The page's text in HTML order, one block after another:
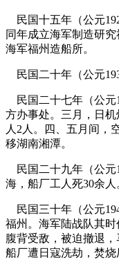
民国十五年（公元
同年成立海军制造研
海军福州造船所。
民国二十年（公元
民国二十七年（公元
方办事处。三月，日
人2人。四、五月间，
移湖南湘潭。
民国二十九年（公元
海，船厂工人死30余人
民国三十年（公元
福州。海军陆战队其
腹背受敌，被迫撤退
船厂遭日寇洗劫，焚